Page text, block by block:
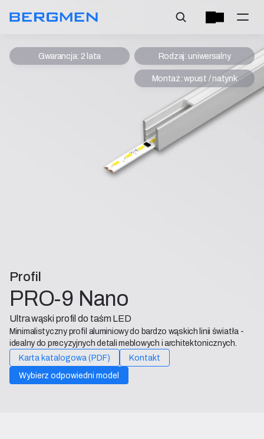
Rodzaj: uniwersalny
Montaż: wpust / natynk
Gwarancja: 2 lata
Profil
PRO-9 Nano
Ultra wąski profil do taśm LED
Minimalistyczny profil aluminiowy do bardzo wąskich linii światła -
idealny do precyzyjnych detali meblowych i architektonicznych.
Karta katalogowa (PDF)
Kontakt
Wybierz odpowiedni model